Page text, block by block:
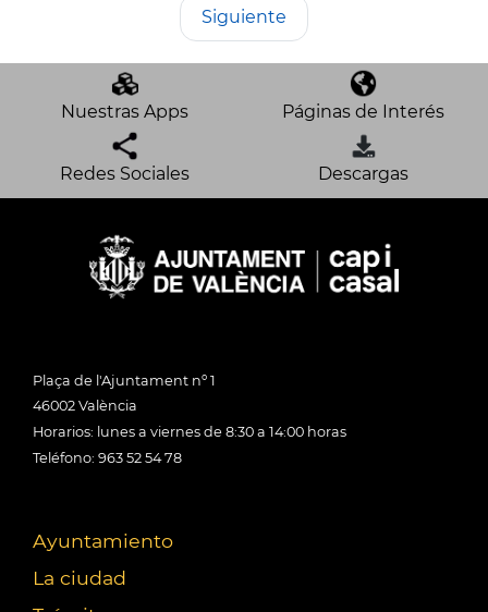
Siguiente
Nuestras Apps Páginas de Interés
Redes Sociales Descargas
Plaça de l'Ajuntament nº 1
46002 València
Horarios: lunes a viernes de 8:30 a 14:00 horas
Teléfono: 963 52 54 78
Ayuntamiento
La ciudad